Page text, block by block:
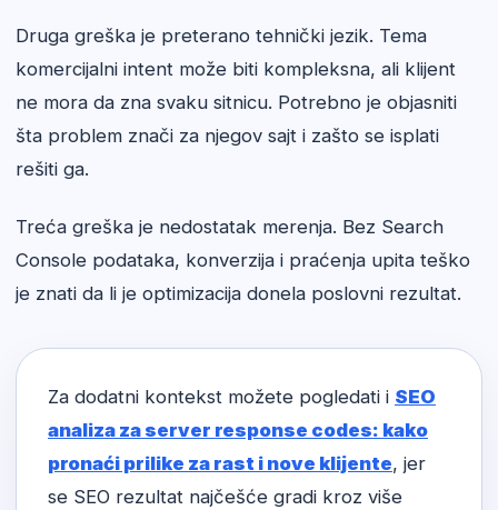
Druga greška je preterano tehnički jezik. Tema
komercijalni intent može biti kompleksna, ali klijent
ne mora da zna svaku sitnicu. Potrebno je objasniti
šta problem znači za njegov sajt i zašto se isplati
rešiti ga.
Treća greška je nedostatak merenja. Bez Search
Console podataka, konverzija i praćenja upita teško
je znati da li je optimizacija donela poslovni rezultat.
Za dodatni kontekst možete pogledati i SEO
analiza za server response codes: kako
pronaći prilike za rast i nove klijente, jer
se SEO rezultat najčešće gradi kroz više